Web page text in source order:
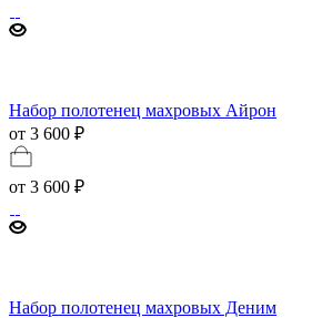
Набор полотенец махровых Айрон
от 3 600 ₽
от 3 600 ₽
Набор полотенец махровых Деним